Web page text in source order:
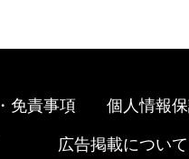
免責事項 個人情報
広告掲載について